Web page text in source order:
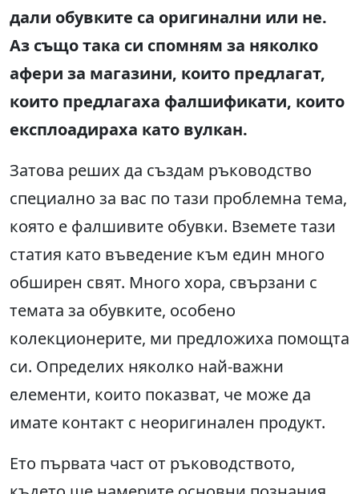
дали обувките са оригинални или не.
Аз също така си спомням за няколко
афери за магазини, които предлагат,
които предлагаха фалшификати, които
експлоадираха като вулкан.
Затова реших да създам ръководство
специално за вас по тази проблемна тема,
която е фалшивите обувки. Вземете тази
статия като въведение към един много
обширен свят. Много хора, свързани с
темата за обувките, особено
колекционерите, ми предложиха помощта
си. Определих няколко най-важни
елементи, които показват, че може да
имате контакт с неоригинален продукт.
Ето първата част от ръководството,